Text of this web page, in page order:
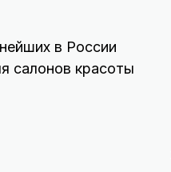
в России
салонов красоты